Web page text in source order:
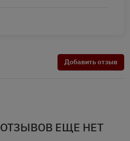
Добавить отзыв
ОТЗЫВОВ ЕЩЕ НЕТ